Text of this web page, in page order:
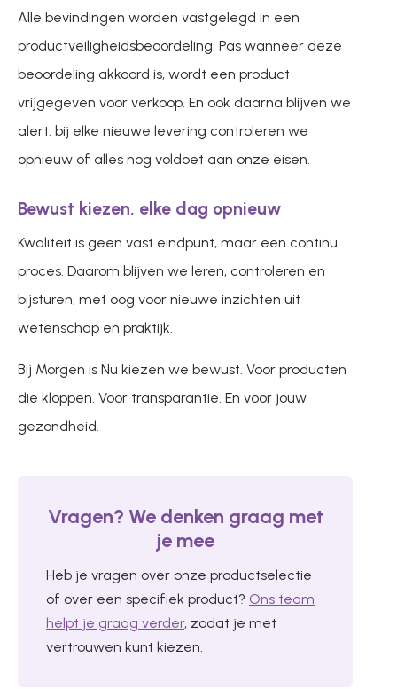
Alle bevindingen worden vastgelegd in een
productveiligheidsbeoordeling. Pas wanneer deze
beoordeling akkoord is, wordt een product
vrijgegeven voor verkoop. En ook daarna blijven we
alert: bij elke nieuwe levering controleren we
opnieuw of alles nog voldoet aan onze eisen.
Bewust kiezen, elke dag opnieuw
Kwaliteit is geen vast eindpunt, maar een continu
proces. Daarom blijven we leren, controleren en
bijsturen, met oog voor nieuwe inzichten uit
wetenschap en praktijk.
Bij Morgen is Nu kiezen we bewust. Voor producten
die kloppen. Voor transparantie. En voor jouw
gezondheid.
Vragen? We denken graag met
je mee
Heb je vragen over onze productselectie
of over een specifiek product? Ons team
helpt je graag verder, zodat je met
vertrouwen kunt kiezen.